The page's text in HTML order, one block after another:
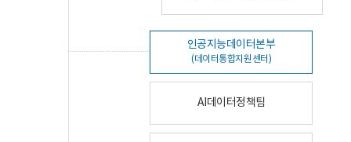
인공지능데이터본부
(데이터통합지원센터)
AI데이터정책팀